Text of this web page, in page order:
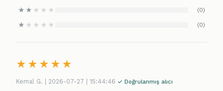
★ ★ ★ ★ ★ (0)
★ ★ ★ ★ ★ (0)
★ ★ ★ ★ ★
Kemal G. | 2026-07-27 | 15:44:46 ✓ Doğrulanmış alıcı